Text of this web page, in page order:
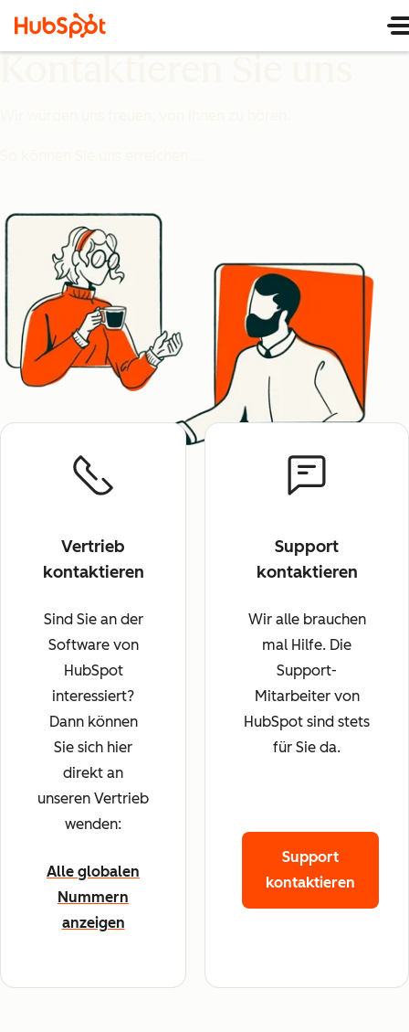
Vertrieb
kontaktieren
Sind Sie an der
Software von
HubSpot
interessiert?
Dann können
Sie sich hier
direkt an
unseren Vertrieb
wenden:
Alle globalen
Nummern
anzeigen
Support
kontaktieren
Wir alle brauchen
mal Hilfe. Die
Support-
Mitarbeiter von
HubSpot sind stets
für Sie da.
Support
kontaktieren